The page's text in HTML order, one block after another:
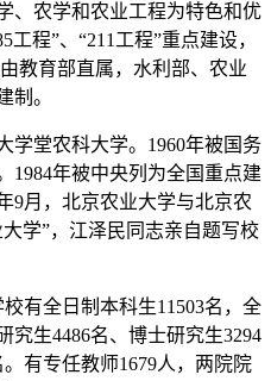
、农学和农业工程为特色和优
程”、“211工程”重点建设，
教育部直属，水利部、农业
制。
学堂农科大学。1960年被国务
1984年被中央列为全国重点建
9月，北京农业大学与北京农
学”，江泽民同志亲自题写校
有全日制本科生11503名，全
究生4486名、博士研究生3294
有专任教师1679人，两院院